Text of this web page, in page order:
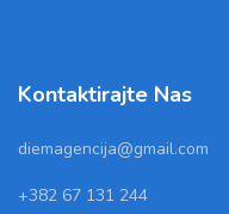
Kontaktirajte Nas
diemagencija@gmail.com
+382 67 131 244